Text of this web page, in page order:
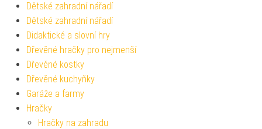
Dětské zahradní nářadí
Dětské zahradní nářadí
Didaktické a slovní hry
Dřevěné hračky pro nejmenší
Dřevěné kostky
Dřevěné kuchyňky
Garáže a farmy
Hračky
Hračky na zahradu